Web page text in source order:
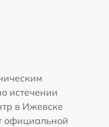
истечении
в Ижевске
официальной